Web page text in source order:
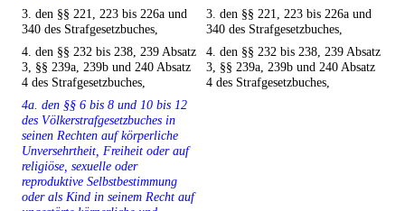
3. den §§ 221, 223 bis 226a und
340 des Strafgesetzbuches,
3. den §§ 221, 223 bis 226a und
340 des Strafgesetzbuches,
4. den §§ 232 bis 238, 239 Absatz
3, §§ 239a, 239b und 240 Absatz
4 des Strafgesetzbuches,
4. den §§ 232 bis 238, 239 Absatz
3, §§ 239a, 239b und 240 Absatz
4 des Strafgesetzbuches,
4a. den §§ 6 bis 8 und 10 bis 12
des Völkerstrafgesetzbuches in
seinen Rechten auf körperliche
Unversehrtheit, Freiheit oder auf
religiöse, sexuelle oder
reproduktive Selbstbestimmung
oder als Kind in seinem Recht auf